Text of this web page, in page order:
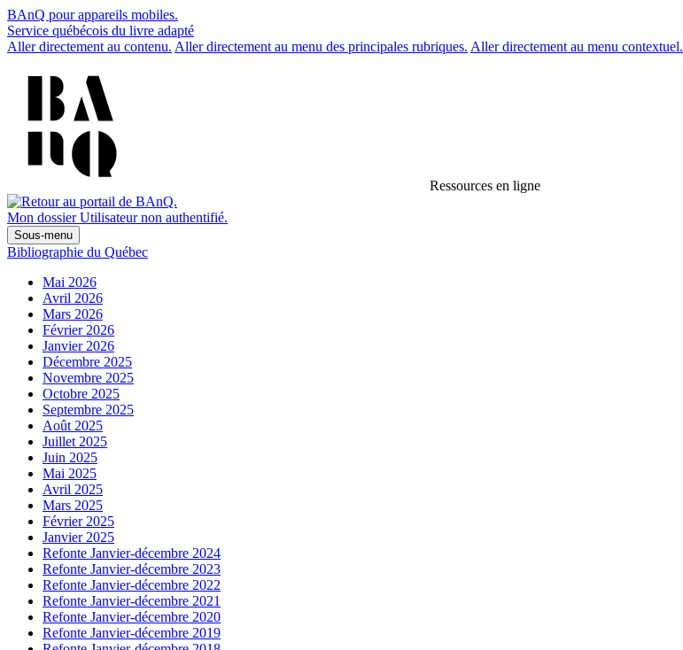
BAnQ pour appareils mobiles.
Service québécois du livre adapté
Aller directement au contenu. Aller directement au menu des principales rubriques. Aller directement au menu contextuel.
Ressources en ligne
Mon dossier Utilisateur non authentifié.
Sous-menu
Bibliographie du Québec
Mai 2026
Avril 2026
Mars 2026
Février 2026
Janvier 2026
Décembre 2025
Novembre 2025
Octobre 2025
Septembre 2025
Août 2025
Juillet 2025
Juin 2025
Mai 2025
Avril 2025
Mars 2025
Février 2025
Janvier 2025
Refonte Janvier-décembre 2024
Refonte Janvier-décembre 2023
Refonte Janvier-décembre 2022
Refonte Janvier-décembre 2021
Refonte Janvier-décembre 2020
Refonte Janvier-décembre 2019